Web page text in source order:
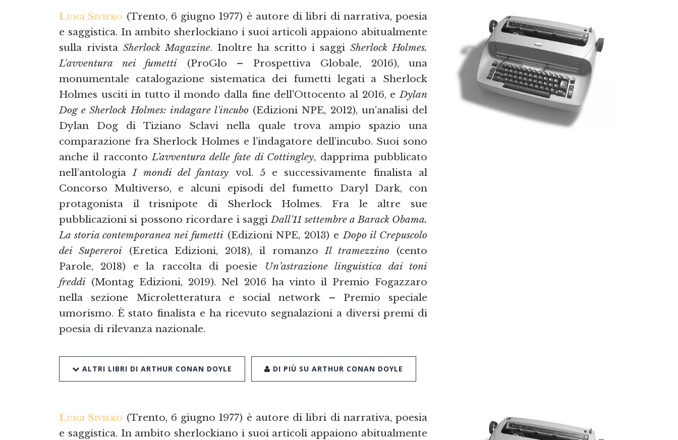
Luigi Siviero (Trento, 6 giugno 1977) è autore di libri di narrativa, poesia
e saggistica. In ambito sherlockiano i suoi articoli appaiono abitualmente
sulla rivista Sherlock Magazine. Inoltre ha scritto i saggi Sherlock Holmes.
L'avventura nei fumetti (ProGlo – Prospettiva Globale, 2016), una
monumentale catalogazione sistematica dei fumetti legati a Sherlock
Holmes usciti in tutto il mondo dalla fine dell'Ottocento al 2016, eDylan
Dog e Sherlock Holmes: indagare l'incubo (Edizioni NPE, 2012), un’analisi del
Dylan Dog di Tiziano Sclavi nella quale trova ampio spazio una
comparazione fra Sherlock Holmes e l’indagatore dell’incubo. Suoi sono
anche il raccontoL’avventura delle fate di Cottingley, dapprima pubblicato
nell’antologiaI mondi del fantasy vol. 5 e successivamente finalista al
Concorso Multiverso, e alcuni episodi del fumetto Daryl Dark, con
protagonista il trisnipote di Sherlock Holmes. Fra le altre sue
pubblicazioni si possono ricordare i saggiDall'11 settembre a Barack Obama.
La storia contemporanea nei fumetti(Edizioni NPE, 2013) eDopo il Crepuscolo
dei Supereroi(Eretica Edizioni, 2018), il romanzoIl tramezzino (cento
Parole, 2018) e la raccolta di poesie Un’astrazione linguistica dai toni
freddi (Montag Edizioni, 2019). Nel 2016 ha vinto il Premio Fogazzaro
nella sezione Microletteratura e social network – Premio speciale
umorismo. È stato finalista e ha ricevuto segnalazioni a diversi premi di
poesia di rilevanza nazionale.
ALTRI LIBRI DI ARTHUR CONAN DOYLE DI PIÙ SU ARTHUR CONAN DOYLE
Luigi Siviero (Trento, 6 giugno 1977) è autore di libri di narrativa, poesia
e saggistica. In ambito sherlockiano i suoi articoli appaiono abitualmente